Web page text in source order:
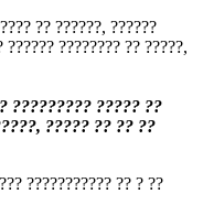
?? ??????, ??????
???????? ?? ?????,
????????? ????? ??
????? ?? ?? ??
??????????? ?? ? ??